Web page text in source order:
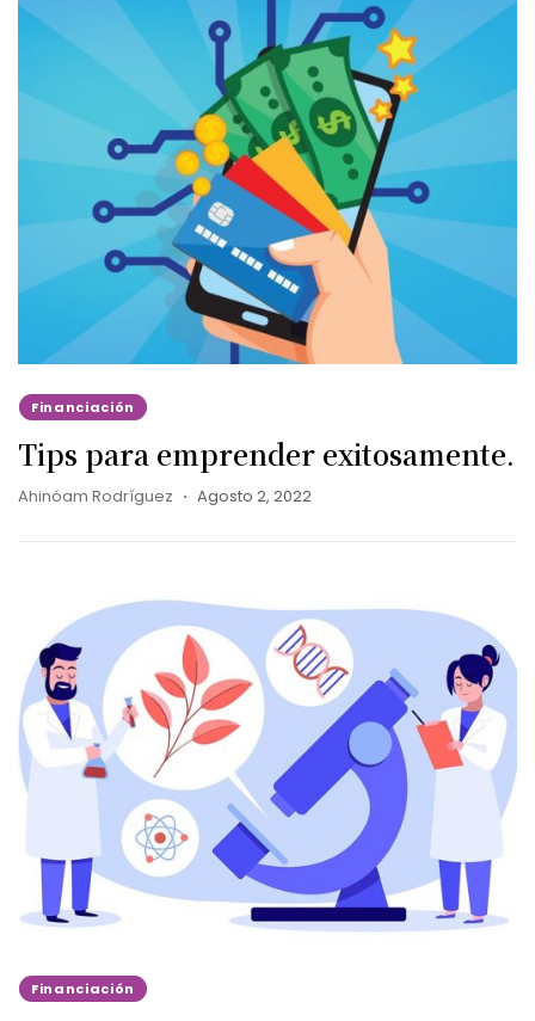
Financiación
Tips para emprender exitosamente.
Ahinóam Rodríguez Agosto 2, 2022
Financiación